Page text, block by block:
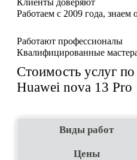
Клиенты доверяют
Работаем с 2009 года, знаем
Работают профессионалы
Квалифицированные
Стоимость услуг
Huawei nova 13 Pro
Виды работ
Цены